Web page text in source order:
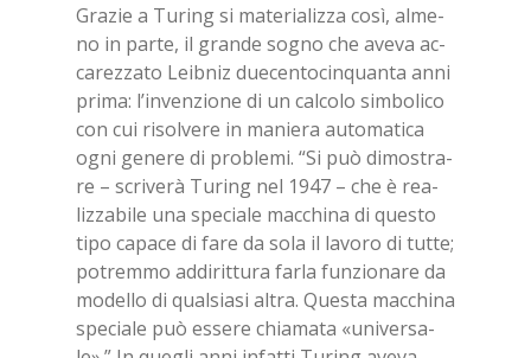
Gra­zie a Tu­ring si ma­te­ria­liz­za così, al­me­
no in par­te, il gran­de so­gno che ave­va ac­
ca­rez­za­to Leib­niz due­cen­to­cin­quan­ta anni
pri­ma: l’in­ven­zio­ne di un cal­co­lo sim­bo­li­co
con cui ri­sol­ve­re in ma­nie­ra au­to­ma­ti­ca
ogni ge­ne­re di pro­ble­mi. “Si può di­mo­stra­
re – scri­ve­rà Tu­ring nel 1947 – che è rea­
liz­za­bi­le una spe­cia­le mac­chi­na di que­sto
tipo ca­pa­ce di fare da sola il la­vo­ro di tut­te;
po­trem­mo ad­di­rit­tu­ra far­la fun­zio­na­re da
mo­del­lo di qual­sia­si al­tra. Que­sta mac­chi­na
spe­cia­le può es­se­re chia­ma­ta «uni­ver­sa­